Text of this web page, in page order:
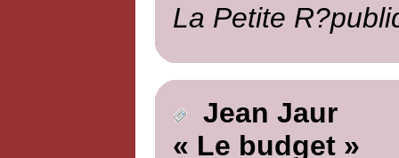
La Petite
Jean Jaur
« Le budget »